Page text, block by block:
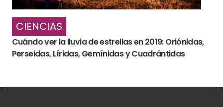
CIENCIAS
Cuándo ver la lluvia de estrellas en 2019: Oriónidas,
Perseidas, Líridas, Gemínidas y Cuadrántidas